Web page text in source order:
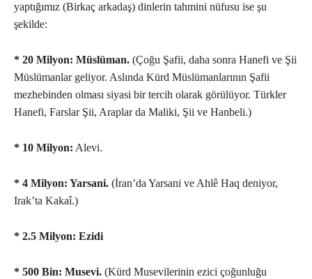
yaptığımız (Birkaç arkadaş) dinlerin tahmini nüfusu ise şu
şekilde:
* 20 Milyon: Müslüman. (Çoğu Şafii, daha sonra Hanefi ve Şii
Müslümanlar geliyor. Aslında Kürd Müslümanlarının Şafii
mezhebinden olması siyasi bir tercih olarak görülüyor. Türkler
Hanefi, Farslar Şii, Araplar da Maliki, Şii ve Hanbeli.)
* 10 Milyon: Alevi.
* 4 Milyon: Yarsani. (İran’da Yarsani ve Ahlê Haq deniyor,
Irak’ta Kakaî.)
* 2.5 Milyon: Ezidi
* 500 Bin: Musevi. (Kürd Musevilerinin ezici çoğunluğu